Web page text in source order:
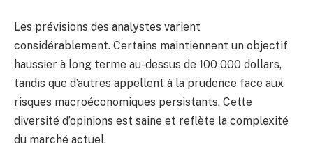
Les prévisions des analystes varient
considérablement. Certains maintiennent un objectif
haussier à long terme au-dessus de 100 000 dollars,
tandis que d’autres appellent à la prudence face aux
risques macroéconomiques persistants. Cette
diversité d’opinions est saine et reflète la complexité
du marché actuel.